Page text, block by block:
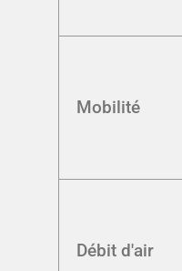
Mobilité
Débit d'air